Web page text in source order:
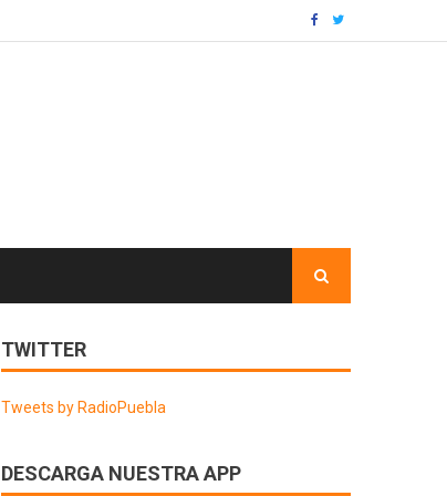
TWITTER
Tweets by RadioPuebla
DESCARGA NUESTRA APP